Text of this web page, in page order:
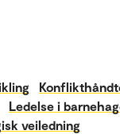
Ledelse i
veiledning